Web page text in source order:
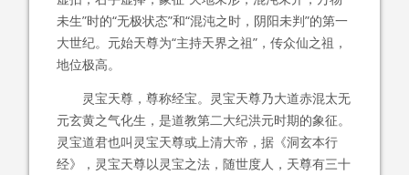
未生”时的“无极状态”和“混沌之时，阴阳未判”的第一
大世纪。元始天尊为“主持天界之祖”，传众仙之祖，
地位极高。
灵宝天尊，尊称经宝。灵宝天尊乃大道赤混太无
元玄黄之气化生，是道教第二大纪洪元时期的象征。
灵宝道君也叫灵宝天尊或上清大帝，据《洞玄本行
经》，灵宝天尊以灵宝之法，随世度人，天尊有三十